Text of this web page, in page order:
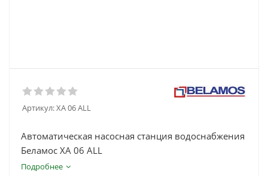
Артикул:XA 06 ALL
Автоматическая насосная станция водоснабжения
Беламос XA 06 ALL
Подробнее